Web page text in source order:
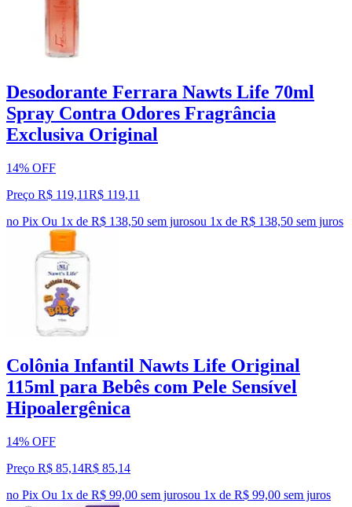
Desodorante Ferrara Nawts Life 70ml
Spray Contra Odores Fragrância
Exclusiva Original
14% OFF
Preço R$ 119,11R$ 119,11
no Pix Ou 1x de R$ 138,50 sem jurosou 1x de R$ 138,50 sem juros
Colônia Infantil Nawts Life Original
115ml para Bebês com Pele Sensível
Hipoalergênica
14% OFF
Preço R$ 85,14R$ 85,14
no Pix Ou 1x de R$ 99,00 sem jurosou 1x de R$ 99,00 sem juros